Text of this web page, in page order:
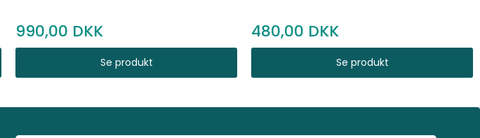
990,00
Se produkt
480,00
Se produkt